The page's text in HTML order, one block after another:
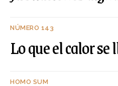
NÚMERO 143
Lo que el calor se
HOMO SUM